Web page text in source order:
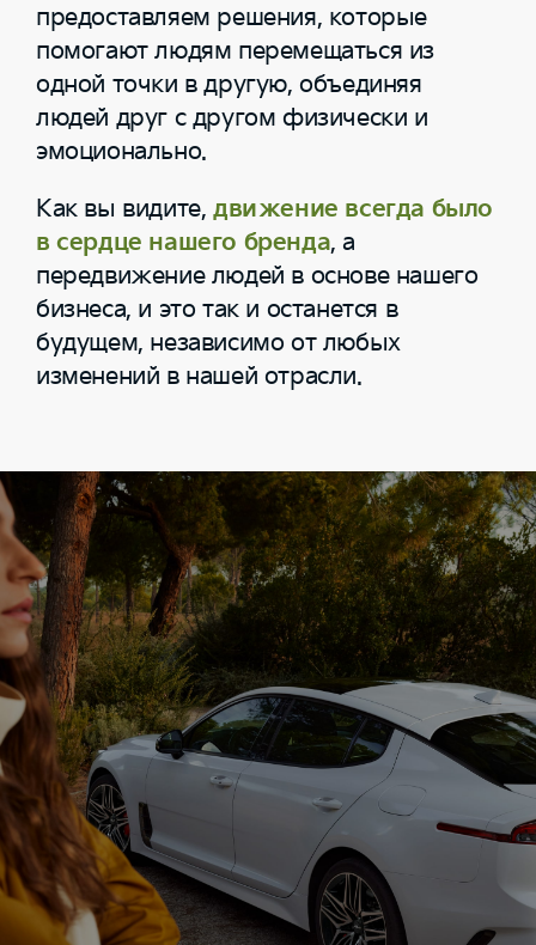
предоставляем решения, которые
помогают людям перемещаться из
одной точки в другую, объединяя
людей друг с другом физически и
эмоционально.
Как вы видите, движение всегда было
в сердце нашего бренда, а
передвижение людей в основе нашего
бизнеса, и это так и останется в
будущем, независимо от любых
изменений в нашей отрасли.